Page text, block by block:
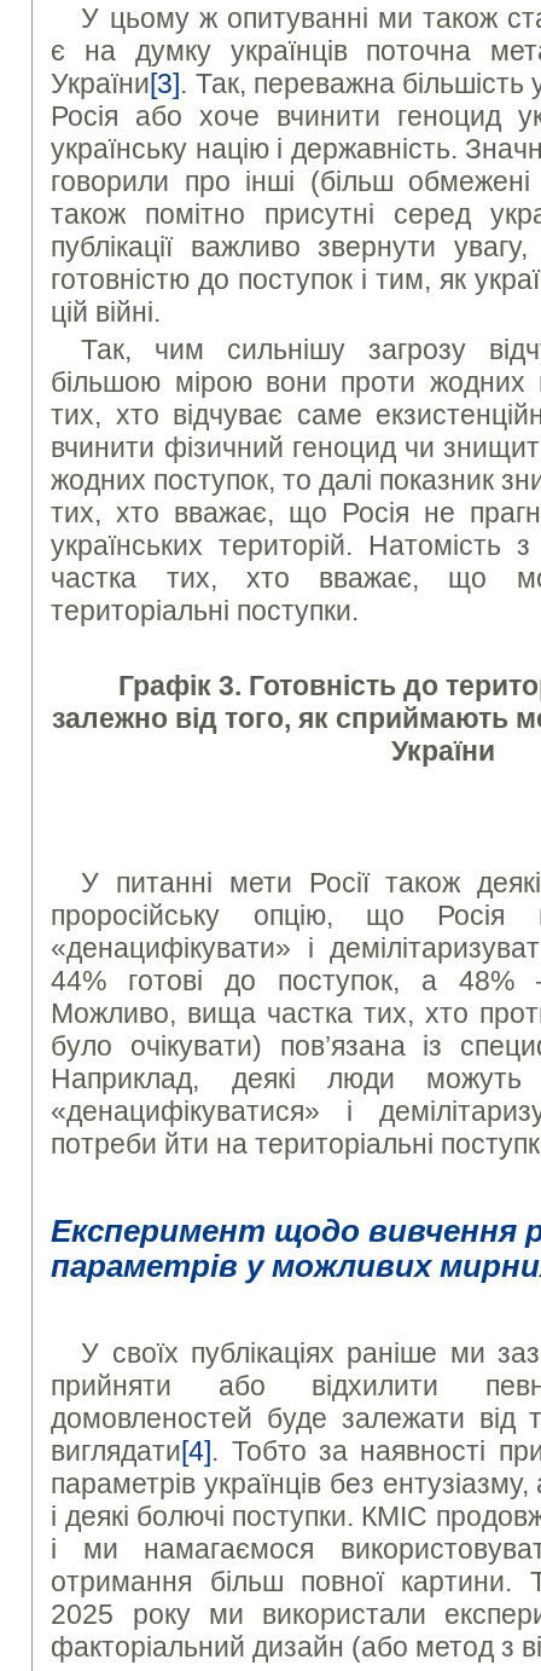
У цьому ж опитуванні ми також
є на думку українців поточна
України[3]. Так, переважна більшість
Росія або хоче вчинити геноцид
українську націю і державність.
говорили про інші (більш обмежені
також помітно присутні серед
публікації важливо звернути
готовністю до поступок і тим, як
цій війні.
Так, чим сильнішу загрозу
більшою мірою вони проти жодних
тих, хто відчуває саме
вчинити фізичний геноцид чи
жодних поступок, то далі показник
тих, хто вважає, що Росія не
українських територій.
частка тих, хто вважає, що
територіальні поступки.
Графік 3. Готовність до
залежно від того, як сприймають
України
У питанні мети Росії також
проросійську опцію, що Росія
«денацифікувати» і
44% готові до поступок, а 48%
Можливо, вища частка тих, хто
було очікувати) пов’язана із
Наприклад, деякі люди
«денацифікуватися» і
потреби йти на територіальні
Експеримент щодо вивчення
параметрів у можливих
У своїх публікаціях раніше ми
прийняти або відхилити
домовленостей буде залежати від
виглядати[4]. Тобто за наявності
параметрів українців без
і деякі болючі поступки. КМІС
і ми намагаємося
отримання більш повної картини.
2025 року ми використали
факторіальний дизайн (або метод з